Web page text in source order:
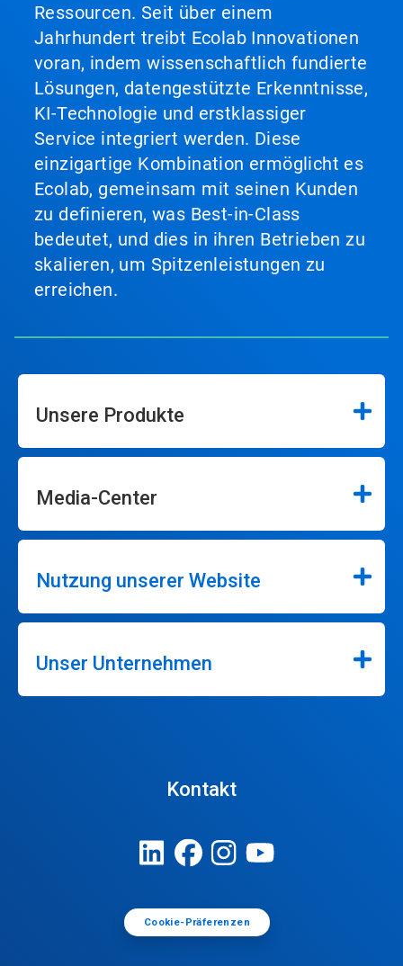
Ressourcen. Seit über einem
Jahrhundert treibt Ecolab Innovationen
voran, indem wissenschaftlich fundierte
Lösungen, datengestützte Erkenntnisse,
KI-Technologie und erstklassiger
Service integriert werden. Diese
einzigartige Kombination ermöglicht es
Ecolab, gemeinsam mit seinen Kunden
zu definieren, was Best-in-Class
bedeutet, und dies in ihren Betrieben zu
skalieren, um Spitzenleistungen zu
erreichen.
Unsere Produkte
Media-Center
Nutzung unserer Website
Unser Unternehmen
Kontakt
Cookie-Präferenzen